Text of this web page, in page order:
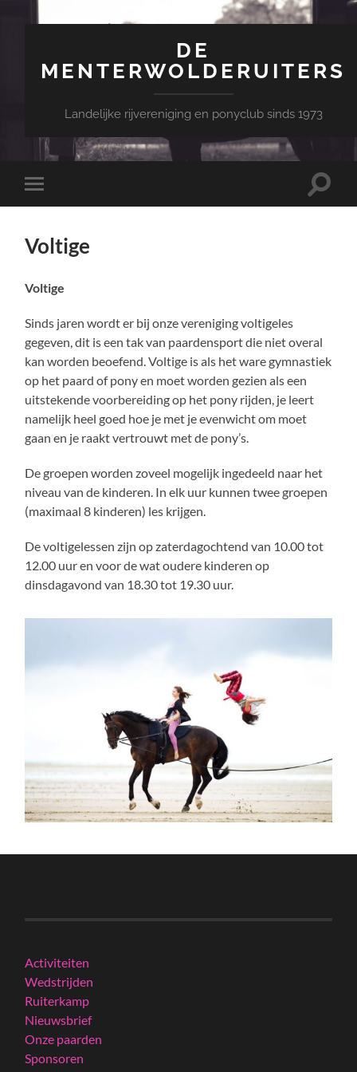
DE
MENTERWOLDERUITERS
Landelijke rijvereniging en ponyclub sinds 1973
Toggle
mobiel
Toggle
Voltige
Voltige
Sinds jaren wordt er bij onze vereniging voltigeles
gegeven, dit is een tak van paardensport die niet overal
kan worden beoefend. Voltige is als het ware gymnastiek
op het paard of pony en moet worden gezien als een
uitstekende voorbereiding op het pony rijden, je leert
namelijk heel goed hoe je met je evenwicht om moet
gaan en je raakt vertrouwt met de pony’s.
De groepen worden zoveel mogelijk ingedeeld naar het
niveau van de kinderen. In elk uur kunnen twee groepen
(maximaal 8 kinderen) les krijgen.
De voltigelessen zijn op zaterdagochtend van 10.00 tot
12.00 uur en voor de wat oudere kinderen op
dinsdagavond van 18.30 tot 19.30 uur.
Activiteiten
Wedstrijden
Ruiterkamp
Nieuwsbrief
Onze paarden
Sponsoren